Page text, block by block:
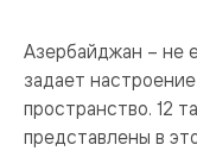
Азербайджан – не
задает
пространство. 12
представлены в